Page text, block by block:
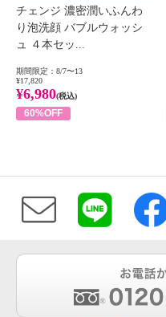
チェンジ 濃密潤いふんわ
り泡洗顔 バブルウォッシ
ュ ４本セッ...
期間限定：8/7〜13
¥17,820
¥6,980(税込)
60%OFF